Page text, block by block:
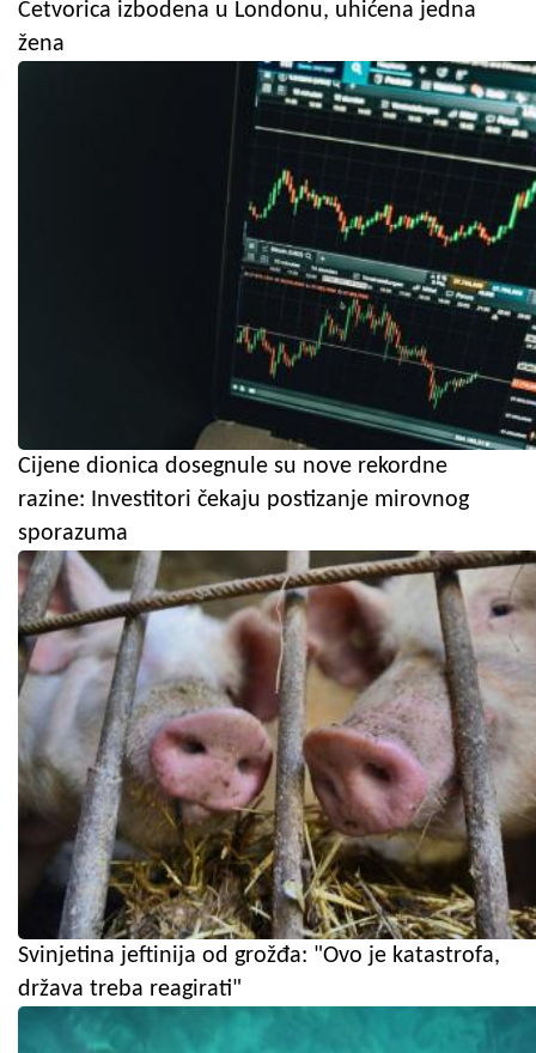
Četvorica izbodena u Londonu, uhićena jedna
žena
Cijene dionica dosegnule su nove rekordne
razine: Investitori čekaju postizanje mirovnog
sporazuma
Svinjetina jeftinija od grožđa: "Ovo je katastrofa,
država treba reagirati"